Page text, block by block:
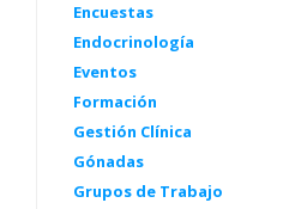
Encuestas
Endocrinología
Eventos
Formación
Gestión Clínica
Gónadas
Grupos de Trabajo